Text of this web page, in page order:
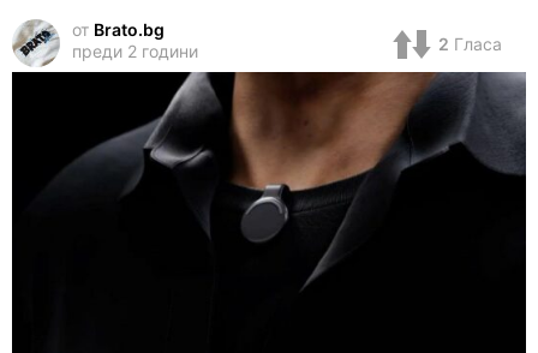
от Brato.bg
преди 2 години
2 Гласа